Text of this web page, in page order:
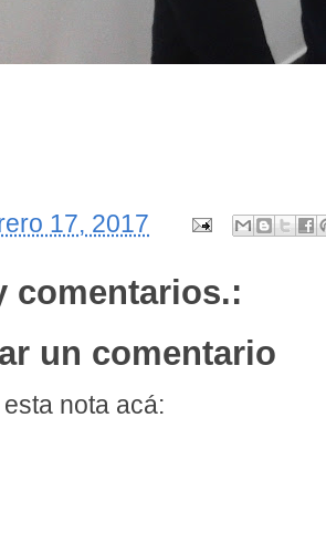
17, 2017
comentarios.:
un comentario
nota acá: